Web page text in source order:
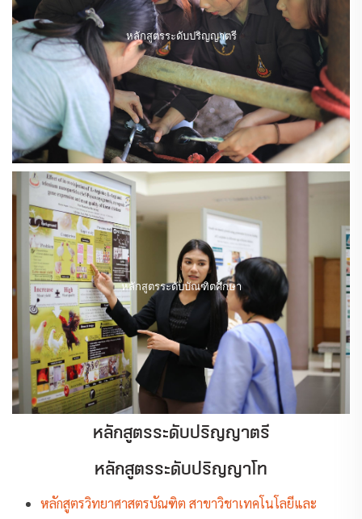
หลักสูตรระดับปริญญาตรี
หลักสูตรระดับบัณฑิตศึกษา
หลักสูตรระดับปริญญาตรี
หลักสูตรระดับปริญญาโท
หลักสูตรวิทยาศาสตรบัณฑิต สาขาวิชาเทคโนโลยีและ